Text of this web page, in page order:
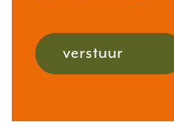
verstuur